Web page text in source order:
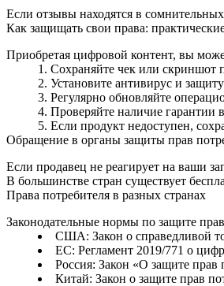
Если отзывы находятся в
Как защищать свои права:
Приобретая цифровой контент, вы
Сохраняйте чек или скриншот
Установите антивирус и
Регулярно обновляйте
Проверяйте наличие гарантии
Если продукт недоступен,
Обращение в органы защиты прав
Если продавец не реагирует на ваши
В большинстве стран существует
Права потребителя в разных странах
Законодательные нормы по защите
США: Закон о справедливой
ЕС: Регламент 2019/771 о
Россия: Закон «О защите прав
Китай: Закон о защите прав